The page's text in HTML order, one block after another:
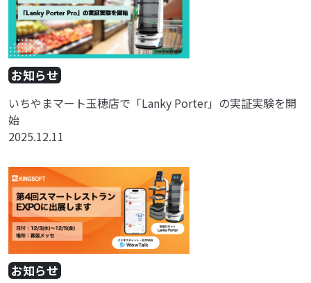
お知らせ
いちやまマート玉穂店で「Lanky Porter」の実証実験を開
始
2025.12.11
お知らせ